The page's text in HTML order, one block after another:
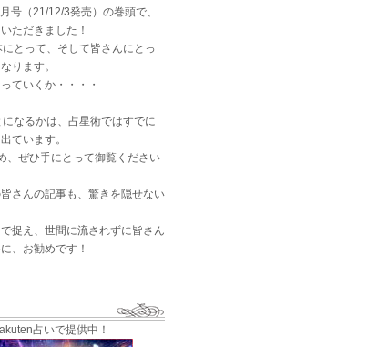
号（21/12/3発売）の巻頭で、
ただきました！
とって、そして皆さんにとっ
ります。
ていくか・・・・
なるかは、占星術ではすでに
ています。
、ぜひ手にとって御覧ください
さんの記事も、驚きを隠せない
捉え、世間に流されずに皆さん
、お勧めです！
占いで提供中！